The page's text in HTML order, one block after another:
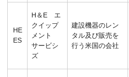
HE
ES
H＆E エ
クイップ
メント
サービシ
ズ
建設機器のレン
タル及び販売を
行う米国の会社